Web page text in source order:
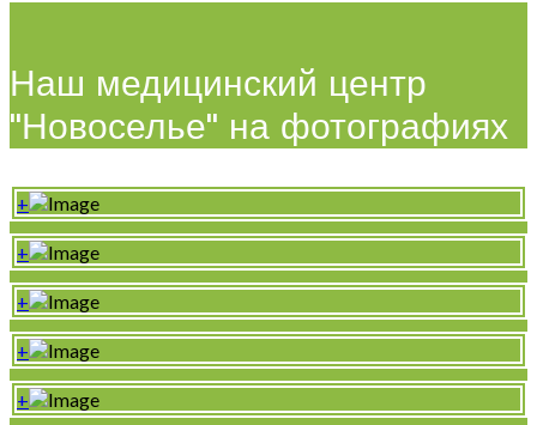
Наш медицинский центр
"Новоселье" на фотографиях
+
+
+
+
+